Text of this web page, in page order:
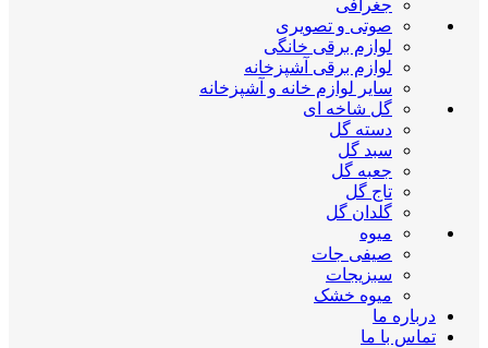
جغرافی
صوتی و تصویری
لوازم برقی خانگی
لوازم برقی آشپزخانه
سایر لوازم خانه و آشپزخانه
گل شاخه ای
دسته گل
سبد گل
جعبه گل
تاج گل
گلدان گل
میوه
صیفی جات
سبزیجات
میوه خشک
درباره ما
تماس با ما